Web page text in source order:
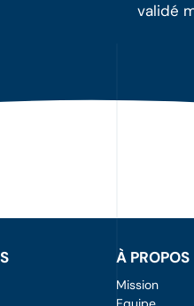
validé
À PROPOS
Mission